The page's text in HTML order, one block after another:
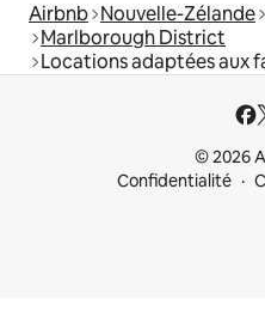
Airbnb Nouvelle-Zélande
Marlborough District
Locations adaptées aux
© 2026
Confidentialité